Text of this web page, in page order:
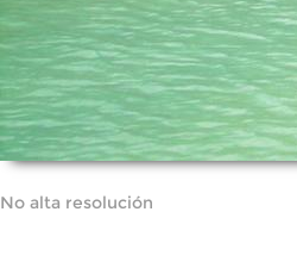
No alta resolución